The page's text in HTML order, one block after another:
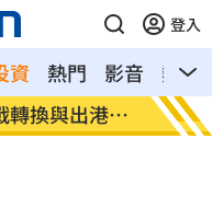
登入
資 熱門 影音
熱搜
轉換與出港課
向姜
友